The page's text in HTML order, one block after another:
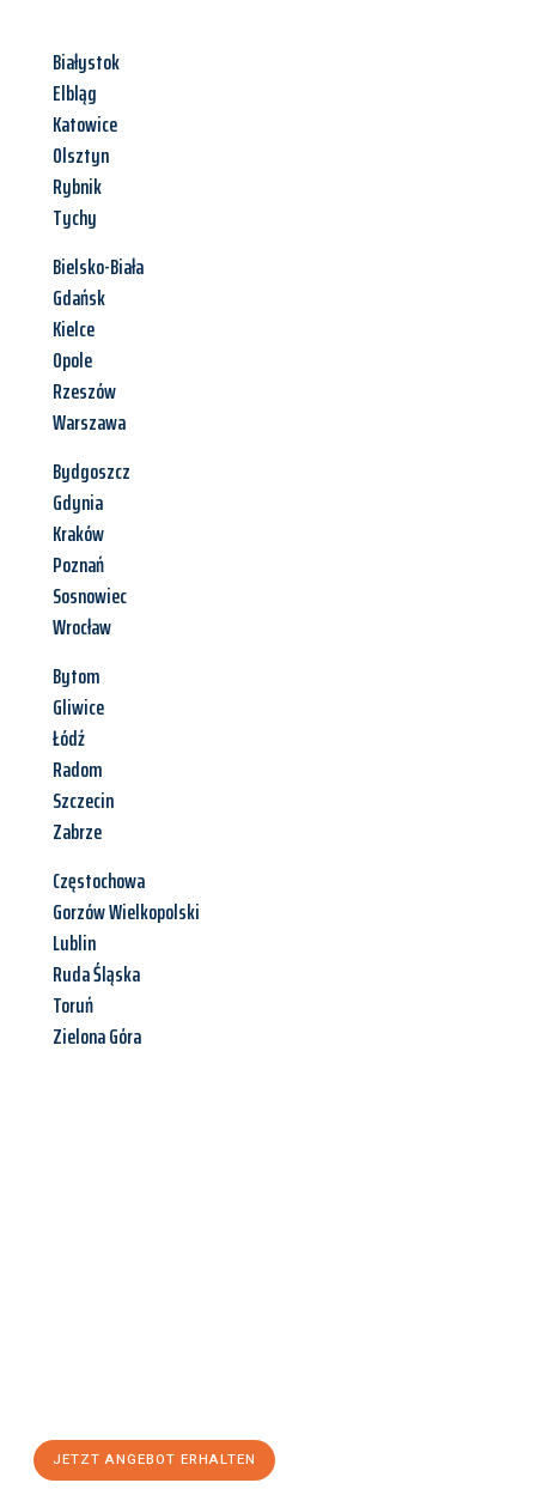
Białystok
Elbląg
Katowice
Olsztyn
Rybnik
Tychy
Bielsko-Biała
Gdańsk
Kielce
Opole
Rzeszów
Warszawa
Bydgoszcz
Gdynia
Kraków
Poznań
Sosnowiec
Wrocław
Bytom
Gliwice
Łódź
Radom
Szczecin
Zabrze
Częstochowa
Gorzów Wielkopolski
Lublin
Ruda Śląska
Toruń
Zielona Góra
JETZT ANGEBOT ERHALTEN